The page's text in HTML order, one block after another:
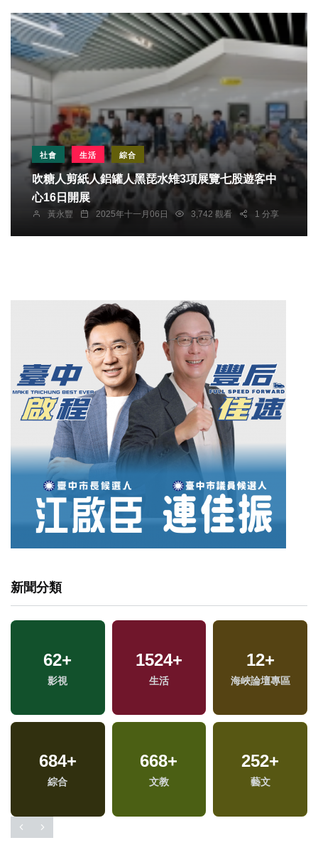
社會 生活 綜合
吹糖人剪紙人鋁罐人黑琵水雉3項展覽七股遊客中
心16日開展
黃永豐 2025年十一月06日 3,742 觀看 1 分享
新聞分類
1024
政治
31+
2024立委選戰
19+
司法放大鏡
72+
美食
17+
評論
1360+
社會